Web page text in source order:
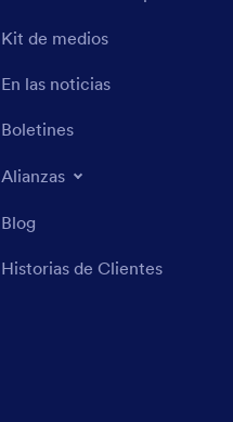
Kit de medios
En las noticias
Boletines
Alianzas
Blog
Historias de Clientes